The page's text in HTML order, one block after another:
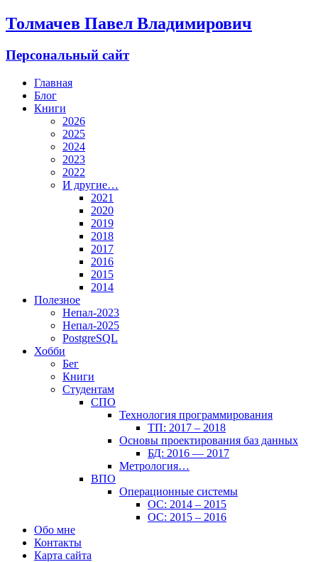
Толмачев Павел Владимирович
Персональный сайт
Главная
Блог
Книги
2026
2025
2024
2023
2022
И другие…
2021
2020
2019
2018
2017
2016
2015
2014
Полезное
Непал-2023
Непал-2025
PostgreSQL
Хобби
Бег
Книги
Студентам
СПО
Технология программирования
ТП: 2017 – 2018
Основы проектирования баз данных
БД: 2016 — 2017
Метрология…
ВПО
Операционные системы
ОС: 2014 – 2015
ОС: 2015 – 2016
Обо мне
Контакты
Карта сайта